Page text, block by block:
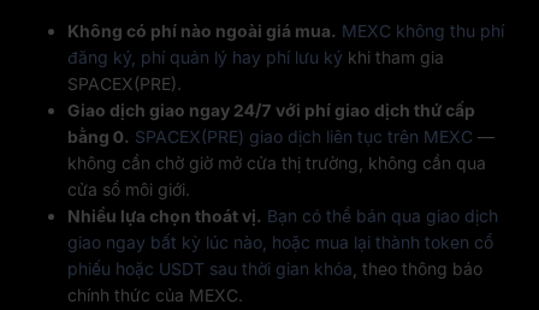
Không có phí nào ngoài giá mua. MEXC không thu phí
đăng ký, phí quản lý hay phí lưu ký khi tham gia
SPACEX(PRE).
Giao dịch giao ngay 24/7 với phí giao dịch thứ cấp
bằng 0. SPACEX(PRE) giao dịch liên tục trên MEXC —
không cần chờ giờ mở cửa thị trường, không cần qua
cửa sổ môi giới.
Nhiều lựa chọn thoát vị. Bạn có thể bán qua giao dịch
giao ngay bất kỳ lúc nào, hoặc mua lại thành token cổ
phiếu hoặc USDT sau thời gian khóa , theo thông báo
chính thức của MEXC.